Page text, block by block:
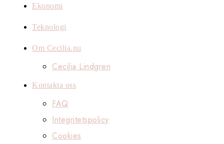
Ekonomi
Teknologi
Om Cecilia.nu
Cecilia Lindgren
Kontakta oss
FAQ
Integritetspolicy
Cookies